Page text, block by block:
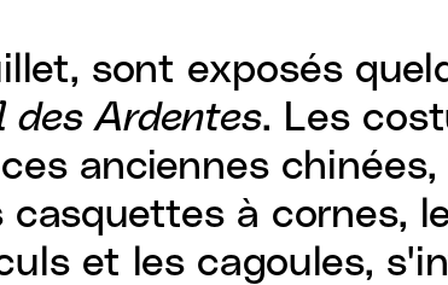
sont exposés
des Ardentes. Les
anciennes
à cornes,
et les cagoules,